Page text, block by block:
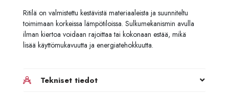
Ritilä on valmistettu kestävistä materiaaleista ja suunniteltu
toimimaan korkeissa lämpötiloissa. Sulkumekanismin avulla
ilman kiertoa voidaan rajoittaa tai kokonaan estää, mikä
lisää käyttömukavuutta ja energiatehokkuutta.
Tekniset tiedot